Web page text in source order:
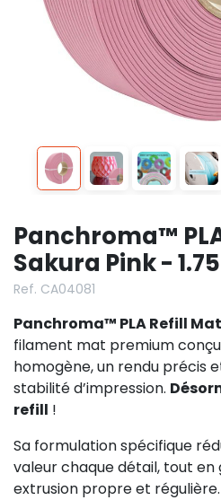
Panchroma™
Sakura Pink -
Ref. CA04081
Panchroma™ PLA Refill
filament mat premium
homogène, un rendu précis
stabilité d’impression.
refill !
Sa formulation spécifique
valeur chaque détail, tout
extrusion propre et régulière.